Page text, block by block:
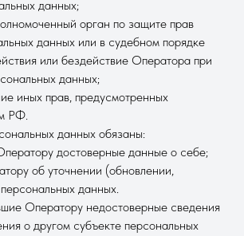
данных;
орган по защите прав
данных или в судебном порядке
или бездействие Оператора при
данных;
иных прав, предусмотренных
РФ.
данных обязаны:
достоверные данные о себе;
об уточнении (обновлении,
данных.
Оператору недостоверные сведения
о другом субъекте персональных